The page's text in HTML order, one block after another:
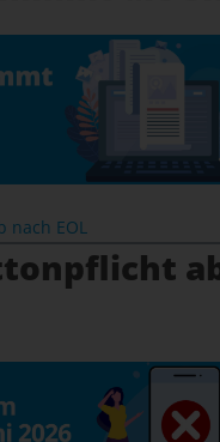
nach EOL